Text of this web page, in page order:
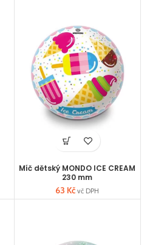
Míč dětský MONDO ICE CREAM
230 mm
63 Kč vč DPH